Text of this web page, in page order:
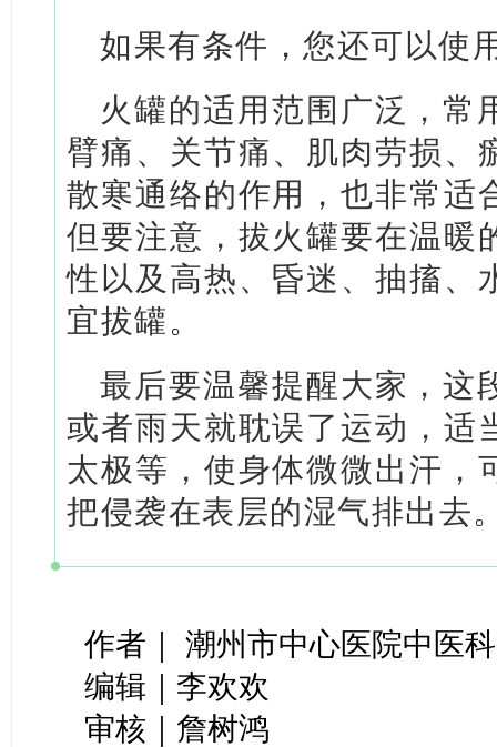
如果有条件，您还可以使
火罐的适用范围广泛，常
臂痛、关节痛、肌肉劳损、
散寒通络的作用，也非常适
但要注意，拔火罐要在温暖
性以及高热、昏迷、抽搐、
宜拔罐。
最后要温馨提醒大家，这
或者雨天就耽误了运动，适
太极等，使身体微微出汗，
把侵袭在表层的湿气排出去
作者｜ 潮州市中心医院中医
编辑｜李欢欢
审核｜詹树鸿